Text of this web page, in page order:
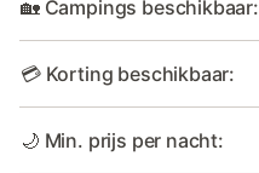
🏡 Campings beschikbaar:
💳 Korting beschikbaar:
🌙 Min. prijs per nacht: